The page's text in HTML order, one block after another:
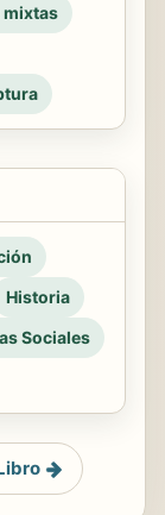
mixtas
Historia
Sociales